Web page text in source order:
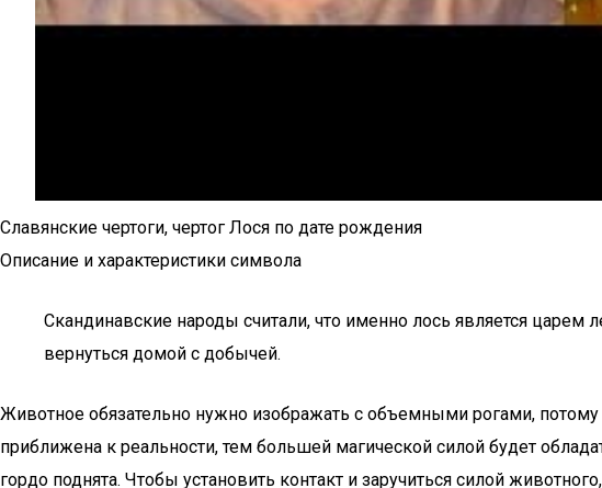
Славянские чертоги, чертог Лося по дате рождения
Описание и характеристики символа
Скандинавские народы считали, что именно лось является царем
вернуться домой с добычей.
Животное обязательно нужно изображать с объемными рогами,
приближена к реальности, тем большей магической силой будет
гордо поднята. Чтобы установить контакт и заручиться силой